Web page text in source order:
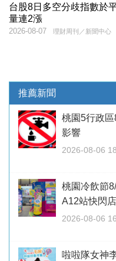
台股8日多空分歧指數於平盤間拉鋸 光寶
量連2漲
理財周刊／新聞中心
2026-08-07
推薦新聞
桃園5行政
影響
2026-08-06
桃園冷飲節
A12站快閃
2026-08-06
啦啦隊女神